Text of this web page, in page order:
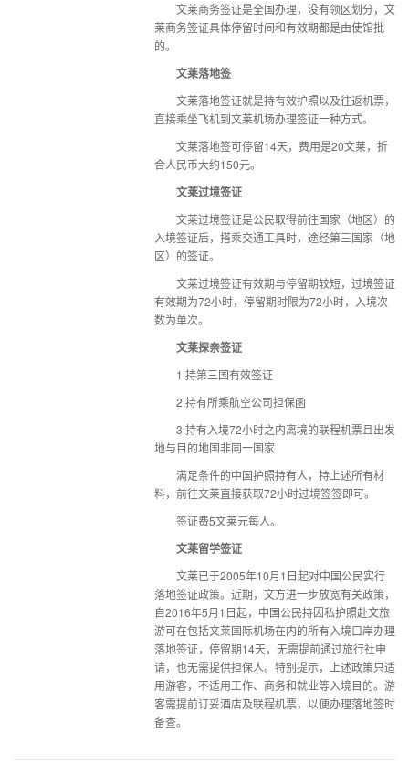
文莱商务签证是全国办理，没有领区划分，文
莱商务签证具体停留时间和有效期都是由使馆批
的。
文莱落地签
文莱落地签证就是持有效护照以及往返机票，
直接乘坐飞机到文莱机场办理签证一种方式。
文莱落地签可停留14天，费用是20文莱，折
合人民币大约150元。
文莱过境签证
文莱过境签证是公民取得前往国家（地区）的
入境签证后，搭乘交通工具时，途经第三国家（地
区）的签证。
文莱过境签证有效期与停留期较短，过境签证
有效期为72小时，停留期时限为72小时，入境次
数为单次。
文莱探亲签证
1.持第三国有效签证
2.持有所乘航空公司担保函
3.持有入境72小时之内离境的联程机票且出发
地与目的地国非同一国家
满足条件的中国护照持有人，持上述所有材
料，前往文莱直接获取72小时过境签签即可。
签证费5文莱元每人。
文莱留学签证
文莱已于2005年10月1日起对中国公民实行
落地签证政策。近期，文方进一步放宽有关政策，
自2016年5月1日起，中国公民持因私护照赴文旅
游可在包括文莱国际机场在内的所有入境口岸办理
落地签证，停留期14天，无需提前通过旅行社申
请，也无需提供担保人。特别提示，上述政策只适
用游客，不适用工作、商务和就业等入境目的。游
客需提前订妥酒店及联程机票，以便办理落地签时
备查。